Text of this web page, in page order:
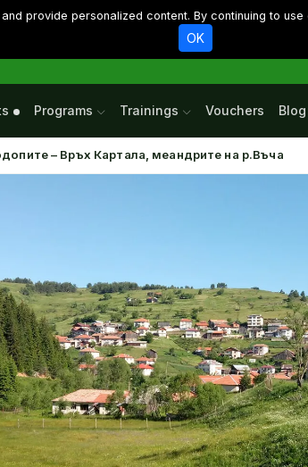
provide personalized content. By continuing to
OK
Programs Trainings Vouchers Blog
– Връх Картала, меандрите на р.Въча